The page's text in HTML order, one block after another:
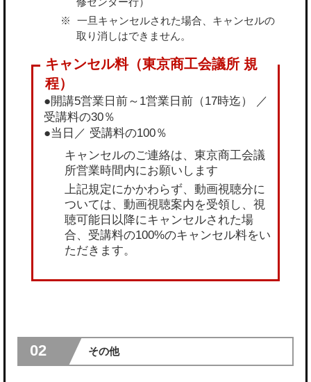
一旦キャンセルされた場合、キャンセルの
取り消しはできません。
●開講5営業日前～1営業日前（17時迄） ／
受講料の30％
●当日／ 受講料の100％
キャンセルのご連絡は、東京商工会議
所営業時間内にお願いします
上記規定にかかわらず、動画視聴分に
ついては、動画視聴案内を受領し、視
聴可能日以降にキャンセルされた場
合、受講料の100%のキャンセル料をい
ただきます。
02 その他